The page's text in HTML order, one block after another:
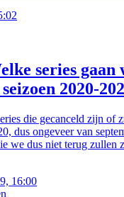
series gaan
2020-
die gecanceld zijn of
dus ongeveer van
we dus niet terug zullen
16:00